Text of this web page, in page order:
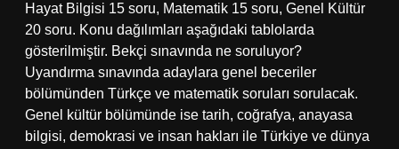
Hayat Bilgisi 15 soru, Matematik 15 soru, Genel Kültür
20 soru. Konu dağılımları aşağıdaki tablolarda
gösterilmiştir. Bekçi sınavında ne soruluyor?
Uyandırma sınavında adaylara genel beceriler
bölümünden Türkçe ve matematik soruları sorulacak.
Genel kültür bölümünde ise tarih, coğrafya, anayasa
bilgisi, demokrasi ve insan hakları ile Türkiye ve dünya